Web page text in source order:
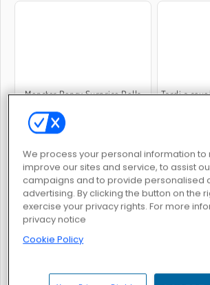
Monster Popsy Surprise Dolls Tardi a
Tom and Angela Insta Fashion
We process your personal information
improve our sites and service, to assist
campaigns and to provide personalised
advertising. By clicking the button on the
exercise your privacy rights. For more
privacy notice
Cookie Policy